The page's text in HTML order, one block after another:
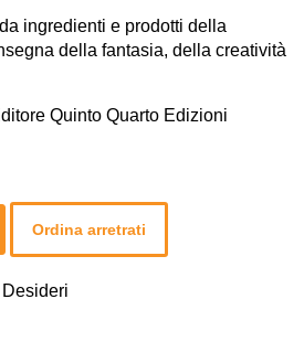
ingredienti e prodotti della
della fantasia, della creatività
Quinto Quarto Edizioni
Ordina arretrati